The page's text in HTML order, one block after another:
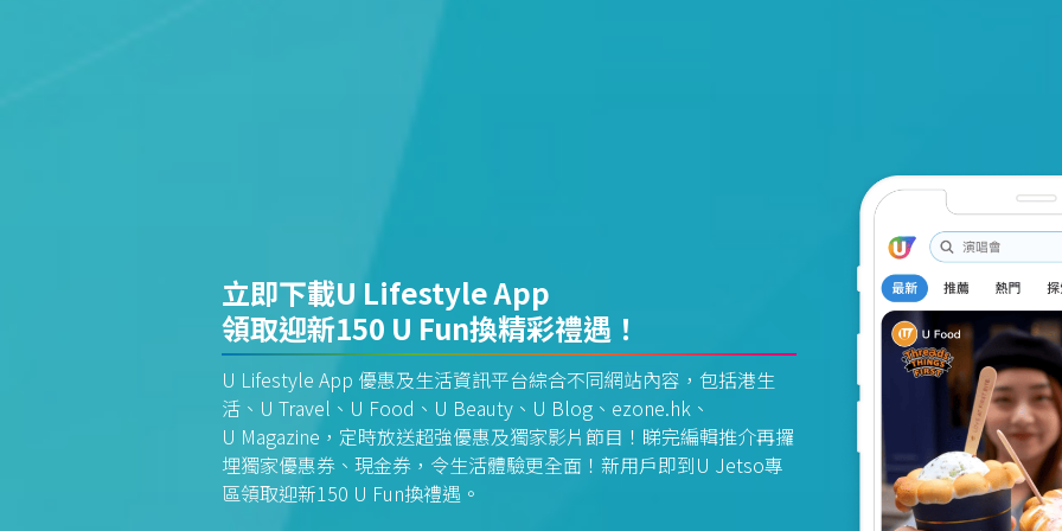
立即下載U Lifestyle App
領取迎新150 U Fun換精彩禮遇！
U Lifestyle App 優惠及生活資訊平台綜合不同網站內容，包括港生
活、U Travel、U Food、U Beauty、U Blog、ezone.hk、
U Magazine，定時放送超強優惠及獨家影片節目！睇完編輯推介再攞
埋獨家優惠券、現金券，令生活體驗更全面！新用戶即到U Jetso專
區領取迎新150 U Fun換禮遇。